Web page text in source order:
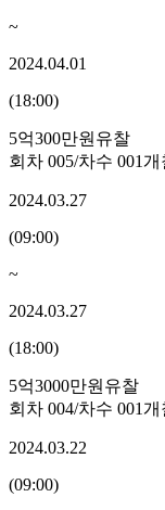
~
2024.04.01
(18:00)
5억300만원 유찰
회차 005/차수 001개
2024.03.27
(09:00)
~
2024.03.27
(18:00)
5억3000만원 유찰
회차 004/차수 001개
2024.03.22
(09:00)